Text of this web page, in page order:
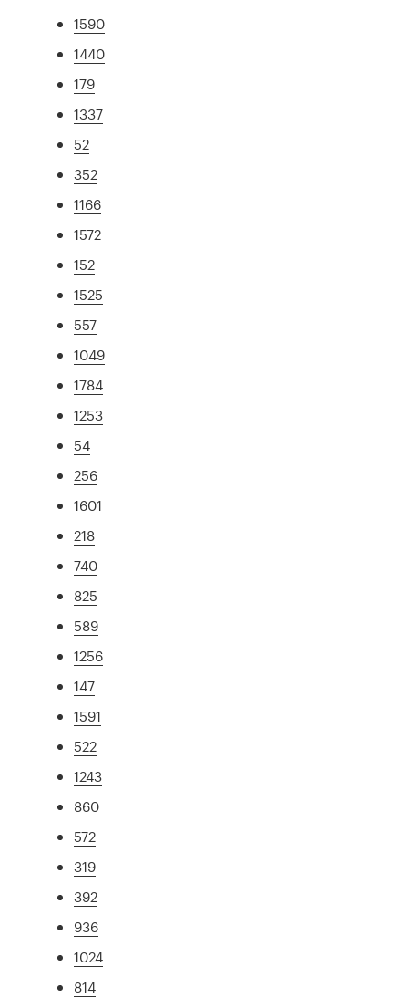
1590
1440
179
1337
52
352
1166
1572
152
1525
557
1049
1784
1253
54
256
1601
218
740
825
589
1256
147
1591
522
1243
860
572
319
392
936
1024
814